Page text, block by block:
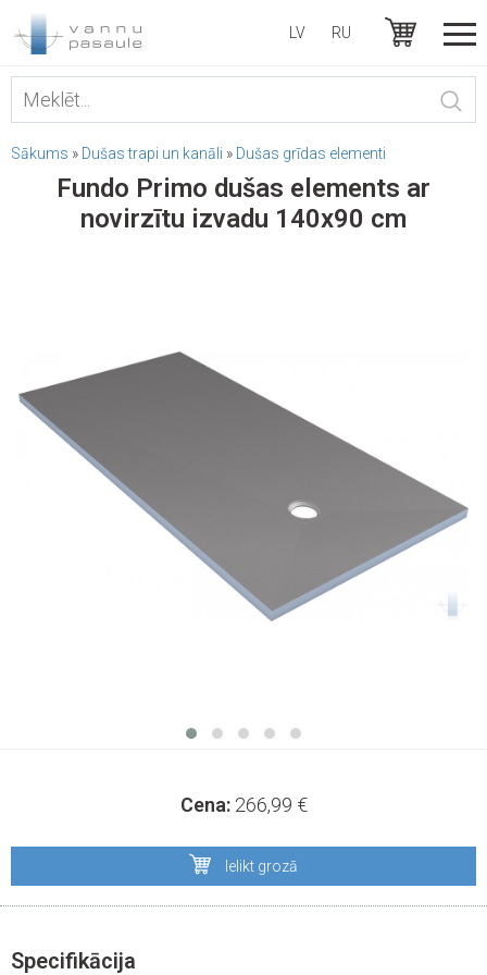
LV RU
Sākums » Dušas trapi un kanāli » Dušas grīdas elementi
Fundo Primo dušas elements ar
novirzītu izvadu 140x90 cm
Cena: 266,99 €
Ielikt grozā
Specifikācija